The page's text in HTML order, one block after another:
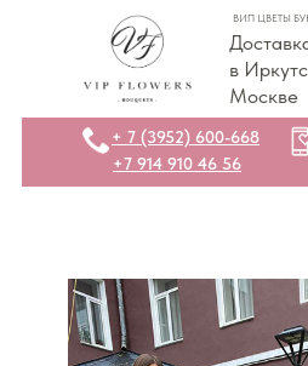
в
Москве
ВИП ЦВЕТЫ
+7 914 910 46 56
+ 7 (3952) 600-668